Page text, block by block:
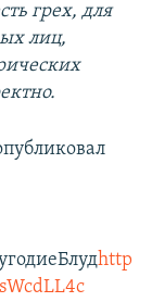
грех, для
лиц,
http